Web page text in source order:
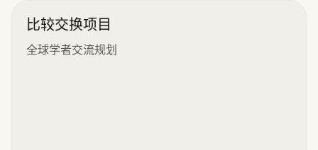
比较交换项目
全球学者交流规划